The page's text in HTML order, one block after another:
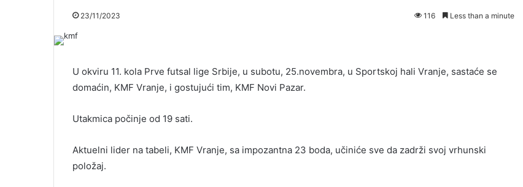
23/11/2023 116 Less than a minute
U okviru 11. kola Prve futsal lige Srbije, u subotu, 25.novembra, u Sportskoj hali Vranje, sastaće se
domaćin, KMF Vranje, i gostujući tim, KMF Novi Pazar.
Utakmica počinje od 19 sati.
Aktuelni lider na tabeli, KMF Vranje, sa impozantna 23 boda, učiniće sve da zadrži svoj vrhunski
položaj.